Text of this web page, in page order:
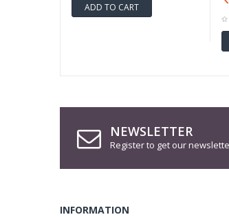
ADD TO CART
NEWSLETTER
Register to get our
INFORMATION